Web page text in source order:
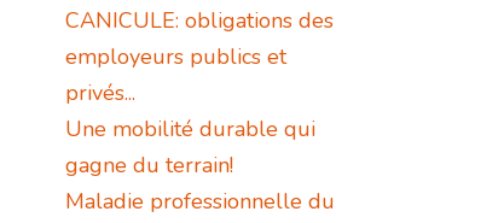
CANICULE: obligations des
employeurs publics et
privés...
Une mobilité durable qui
gagne du terrain!
Maladie professionnelle du